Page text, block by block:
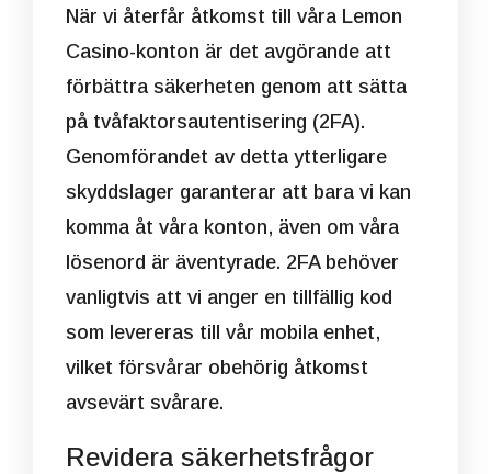
När vi återfår åtkomst till våra Lemon
Casino-konton är det avgörande att
förbättra säkerheten genom att sätta
på tvåfaktorsautentisering (2FA).
Genomförandet av detta ytterligare
skyddslager garanterar att bara vi kan
komma åt våra konton, även om våra
lösenord är äventyrade. 2FA behöver
vanligtvis att vi anger en tillfällig kod
som levereras till vår mobila enhet,
vilket försvårar obehörig åtkomst
avsevärt svårare.
Revidera säkerhetsfrågor